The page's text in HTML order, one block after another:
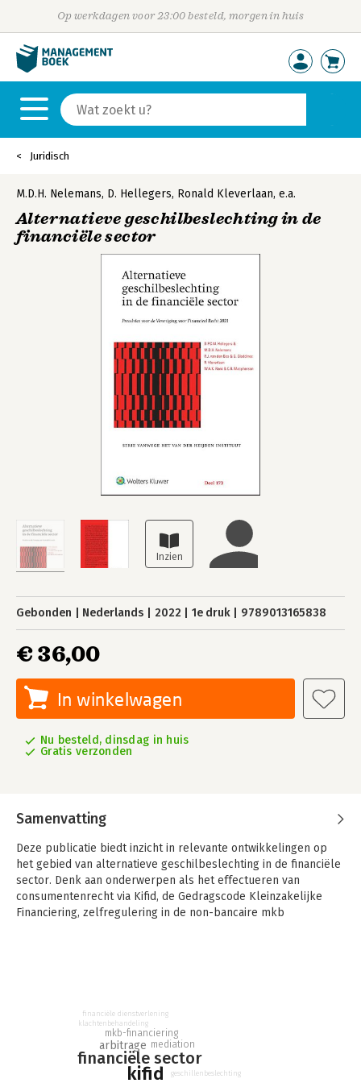
Op werkdagen voor 23:00 besteld, morgen in huis
Juridisch
M.D.H. Nelemans, D. Hellegers, Ronald Kleverlaan, e.a.
Alternatieve geschilbeslechting in de
financiële sector
Gebonden Nederlands 2022 1e druk 9789013165838
€ 36,00
In winkelwagen
Nu besteld, dinsdag in huis
Gratis verzonden
Samenvatting
Deze publicatie biedt inzicht in relevante ontwikkelingen op
het gebied van alternatieve geschilbeslechting in de financiële
sector. Denk aan onderwerpen als het effectueren van
consumentenrecht via Kifid, de Gedragscode Kleinzakelijke
Financiering, zelfregulering in de non-bancaire mkb
voor Financieel Recht, zij hebben betrekking op een aantal
ontwikkelingen op het gebied van alternatieve
geschilbeslechting in de financiële sector. Dit preadvies
bestaat uit vier deeladviezen.
kifid
financiële sector
arbitrage
mkb-financiering
mediation
klachtenbehandeling
financiële dienstverlening
geschillenbeslechting